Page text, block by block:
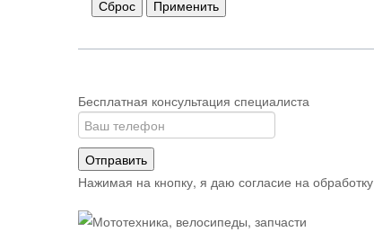
Бесплатная консультация специалиста
Отправить
Нажимая на кнопку, я даю согласие на обработку